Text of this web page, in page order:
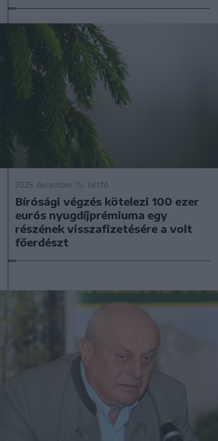
2025. december 15., hétfő
Bírósági végzés kötelezi 100 ezer
eurós nyugdíjprémiuma egy
részének visszafizetésére a volt
főerdészt